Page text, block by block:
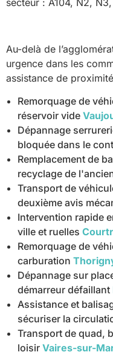
secteur : A104, N2,
Au-delà de
urgence dans les
assistance de
Remorquage de
réservoir vide
Dépannage
bloquée dans le
Remplacement de
recyclage de
Transport de
deuxième avis
Intervention rapide
ville et ruelles
Remorquage de
carburation
Dépannage sur
démarreur défaillant
Assistance et
sécuriser la
Transport de quad,
loisir Vaires-sur-